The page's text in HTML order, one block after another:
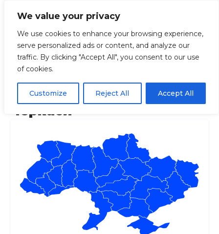
We value your privacy
We use cookies to enhance your browsing experience,
serve personalized ads or content, and analyze our
traffic. By clicking "Accept All", you consent to our use
of cookies.
Customize Reject All Accept All
Головна Регіони Черкаська
“Муніципальна картка
“Картка містянина” міста
Черкаси